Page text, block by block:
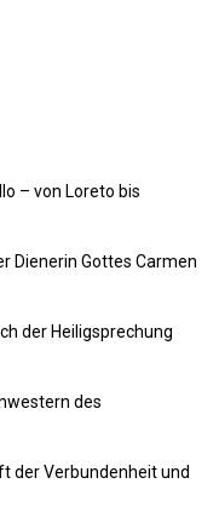
– von Loreto bis
Dienerin Gottes Carmen
der Heiligsprechung
des
der Verbundenheit und